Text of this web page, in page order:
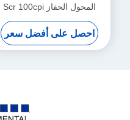
المحول الحفاز Scr 100cpi
انبعاث السيارات
احصل على أفضل سعر